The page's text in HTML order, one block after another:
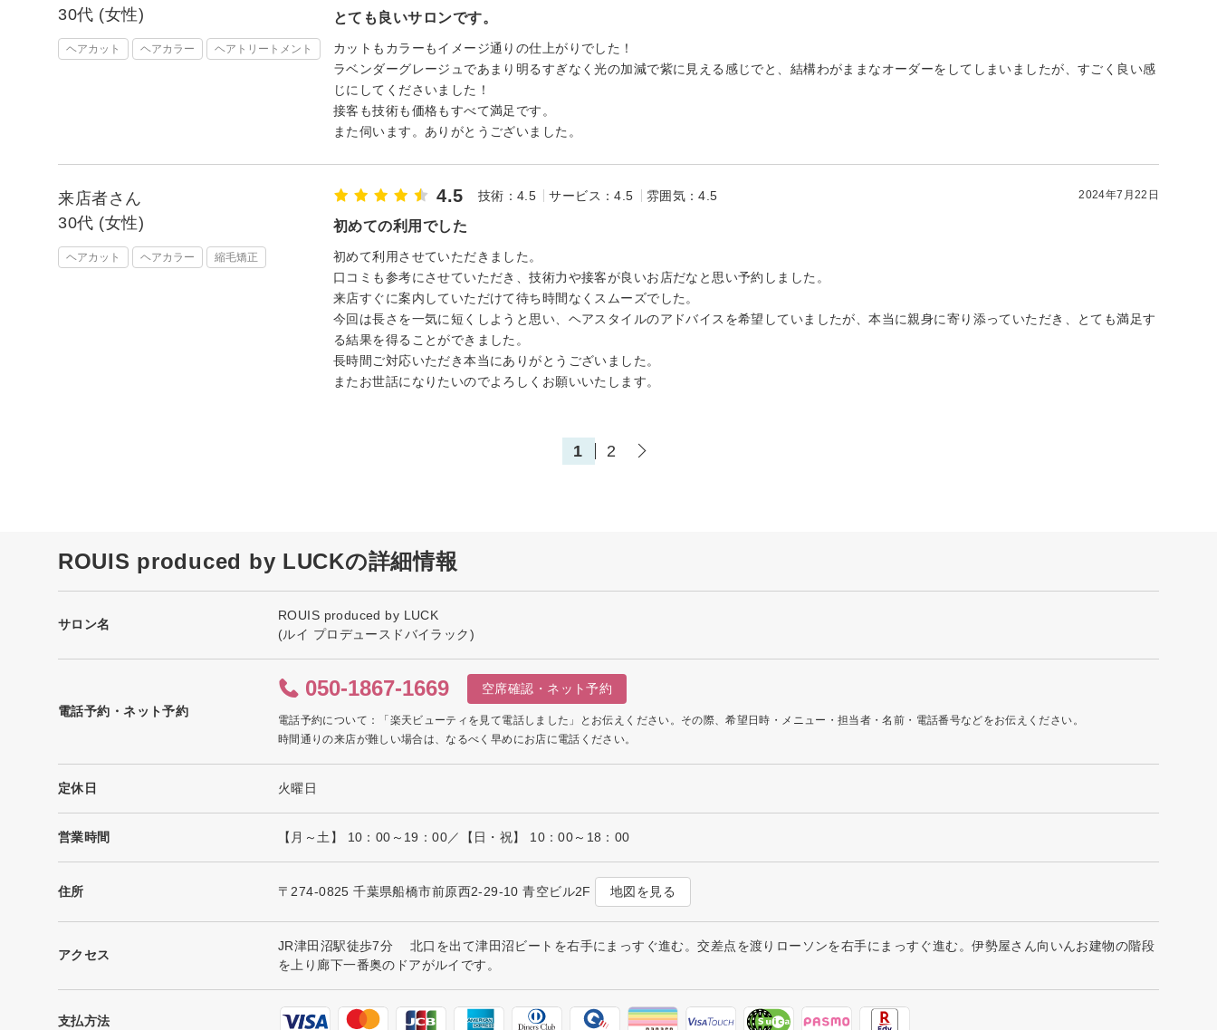
30代 (女性)
ヘアカット ヘアカラー ヘアトリートメント
とても良いサロンです。
カットもカラーもイメージ通りの仕上がりでした！
ラベンダーグレージュであまり明るすぎなく光の加減で紫に見える感じでと、結構わがままなオーダーをしてしまいましたが、すごく良い感
じにしてくださいました！
接客も技術も価格もすべて満足です。
また伺います。ありがとうございました。
来店者さん
30代 (女性)
ヘアカット ヘアカラー 縮毛矯正
4.5 技術：4.5 サービス：4.5 雰囲気：4.5 2024年7月22日
初めての利用でした
初めて利用させていただきました。
口コミも参考にさせていただき、技術力や接客が良いお店だなと思い予約しました。
来店すぐに案内していただけて待ち時間なくスムーズでした。
今回は長さを一気に短くしようと思い、ヘアスタイルのアドバイスを希望していましたが、本当に親身に寄り添っていただき、とても満足す
る結果を得ることができました。
長時間ご対応いただき本当にありがとうございました。
またお世話になりたいのでよろしくお願いいたします。
1 2
ROUIS produced by LUCKの詳細情報
サロン名
ROUIS produced by LUCK
(ルイ プロデュースドバイラック)
電話予約・ネット予約
050-1867-1669 空席確認・ネット予約
電話予約について：「楽天ビューティを見て電話しました」とお伝えください。その際、希望日時・メニュー・担当者・名前・電話番号などをお伝えください。
時間通りの来店が難しい場合は、なるべく早めにお店に電話ください。
定休日 火曜日
営業時間 【月～土】 10：00～19：00／【日・祝】 10：00～18：00
住所 〒274-0825 千葉県船橋市前原西2-29-10 青空ビル2F 地図を見る
アクセス
JR津田沼駅徒歩7分 北口を出て津田沼ビートを右手にまっすぐ進む。交差点を渡りローソンを右手にまっすぐ進む。伊勢屋さん向いんお建物の階段
を上り廊下一番奥のドアがルイです。
支払方法